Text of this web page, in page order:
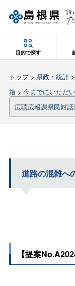
目的で探す
トップ> 県政・統計>
箱> 今までにいただ
広聴広報課県民対話
道路の混雑へ
【提案